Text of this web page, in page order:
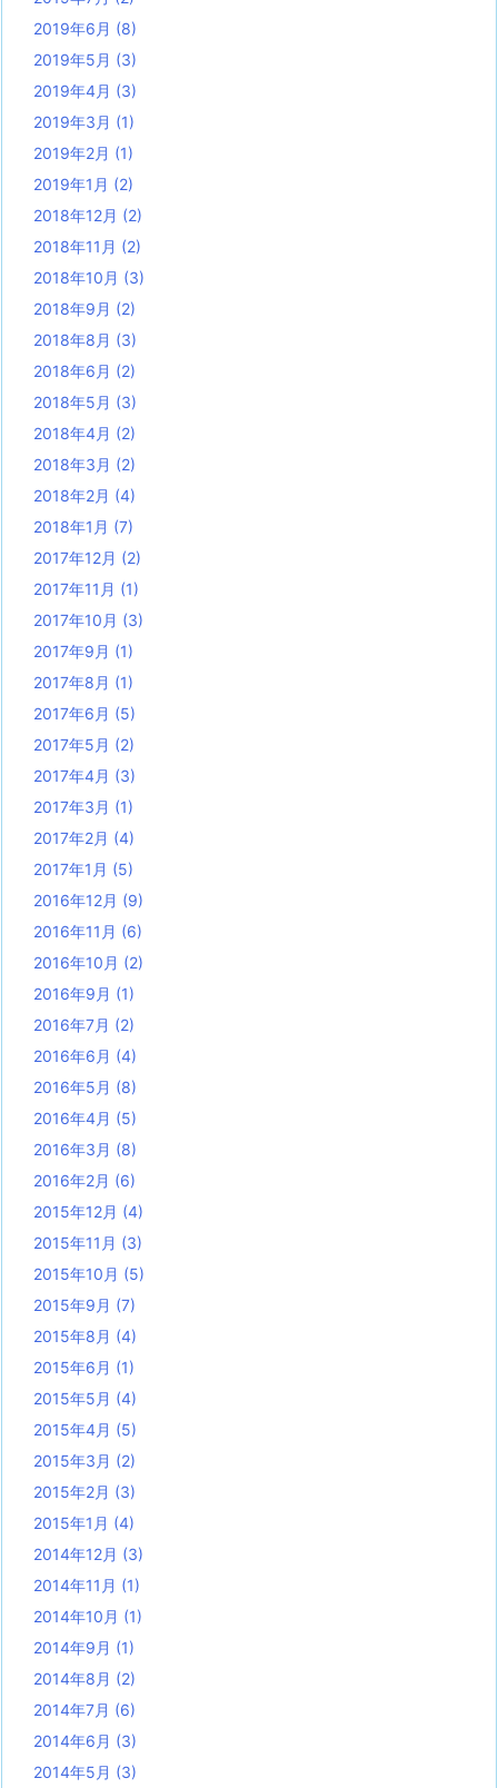
2019年6月 (8)
2019年5月 (3)
2019年4月 (3)
2019年3月 (1)
2019年2月 (1)
2019年1月 (2)
2018年12月 (2)
2018年11月 (2)
2018年10月 (3)
2018年9月 (2)
2018年8月 (3)
2018年6月 (2)
2018年5月 (3)
2018年4月 (2)
2018年3月 (2)
2018年2月 (4)
2018年1月 (7)
2017年12月 (2)
2017年11月 (1)
2017年10月 (3)
2017年9月 (1)
2017年8月 (1)
2017年6月 (5)
2017年5月 (2)
2017年4月 (3)
2017年3月 (1)
2017年2月 (4)
2017年1月 (5)
2016年12月 (9)
2016年11月 (6)
2016年10月 (2)
2016年9月 (1)
2016年7月 (2)
2016年6月 (4)
2016年5月 (8)
2016年4月 (5)
2016年3月 (8)
2016年2月 (6)
2015年12月 (4)
2015年11月 (3)
2015年10月 (5)
2015年9月 (7)
2015年8月 (4)
2015年6月 (1)
2015年5月 (4)
2015年4月 (5)
2015年3月 (2)
2015年2月 (3)
2015年1月 (4)
2014年12月 (3)
2014年11月 (1)
2014年10月 (1)
2014年9月 (1)
2014年8月 (2)
2014年7月 (6)
2014年6月 (3)
2014年5月 (3)